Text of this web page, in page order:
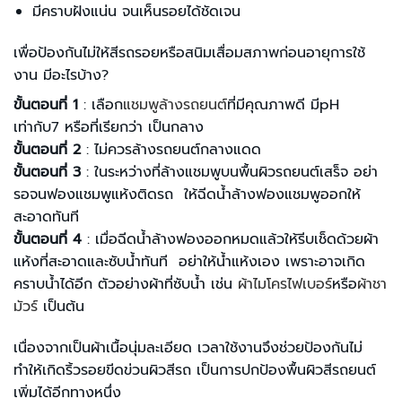
มีคราบฝังแน่น จนเห็นรอยได้ชัดเจน
เพื่อป้องกันไม่ให้สีรถรอยหรือสนิมเสื่อมสภาพก่อนอายุการใช้
งาน มีอะไรบ้าง?
ขั้นตอนที่ 1 : เลือกแชมพูล้างรถยนต์ที่มีคุณภาพดี มีpH
เท่ากับ7 หรือที่เรียกว่า เป็นกลาง
ขั้นตอนที่ 2 : ไม่ควรล้างรถยนต์กลางแดด
ขั้นตอนที่ 3 : ในระหว่างที่ล้างแชมพูบนพื้นผิวรถยนต์เสร็จ อย่า
รอจนฟองแชมพูแห้งติดรถ ให้ฉีดน้ำล้างฟองแชมพูออกให้
สะอาดทันที
ขั้นตอนที่ 4 : เมื่อฉีดน้ำล้างฟองออกหมดแล้วให้รีบเช็ดด้วยผ้า
แห้งที่สะอาดและซับน้ำทันที อย่าให้น้ำแห้งเอง เพราะอาจเกิด
คราบน้ำได้อีก ตัวอย่างผ้าที่ซับน้ำ เช่น ผ้าไมโครไฟเบอร์หรือผ้าชา
มัวร์ เป็นต้น
เนื่องจากเป็นผ้าเนื้อนุ่มละเอียด เวลาใช้งานจึงช่วยป้องกันไม่
ทำให้เกิดริ้วรอยขีดข่วนผิวสีรถ เป็นการปกป้องพื้นผิวสีรถยนต์
เพิ่มได้อีกทางหนึ่ง